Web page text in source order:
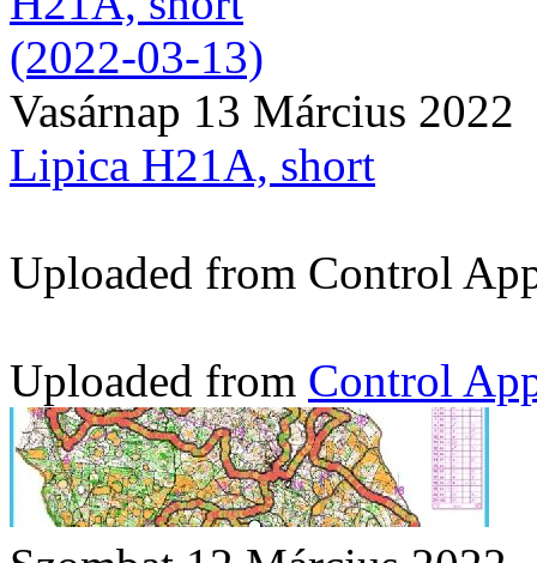
Vasárnap 13 Március 2022
Lipica H21A, short
Uploaded from Control
Uploaded from Control